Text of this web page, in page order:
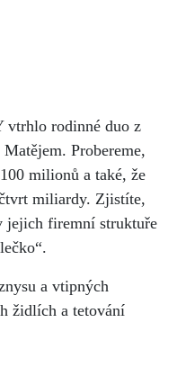
CZ
vtrhlo rodinné duo z
Probereme,
milionů a také, že
miliardy. Zjistíte,
jejich firemní struktuře
a vtipných
židlích a tetování